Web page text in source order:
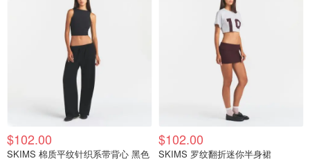
$102.00
SKIMS 棉质平纹针织系带背心 黑色
$102.00
SKIMS 罗纹翻折迷你半身裙